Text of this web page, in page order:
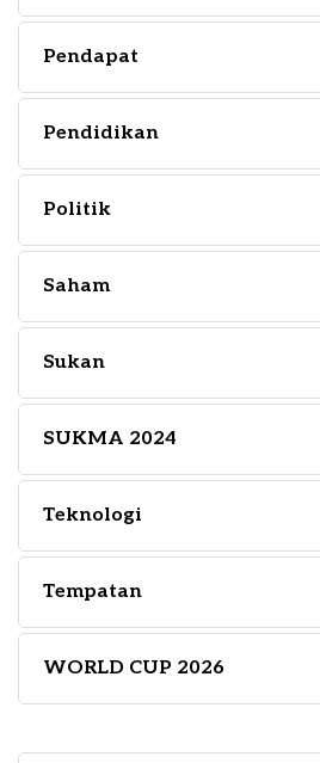
Pendapat
Pendidikan
Politik
Saham
Sukan
SUKMA 2024
Teknologi
Tempatan
WORLD CUP 2026